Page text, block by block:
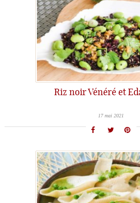
Riz noir Vénéré et
17 mai 2021